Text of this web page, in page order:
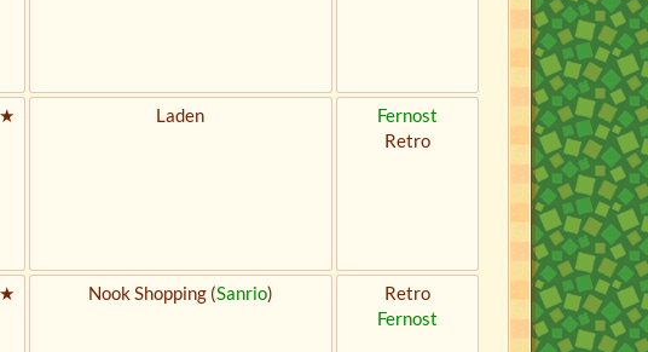
Laden
Fernost
Retro
Nook Shopping (Sanrio)
Retro
Fernost